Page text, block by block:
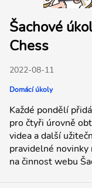
Šachové
Chess
2022-08-11
Domácí úkoly
Každé pondělí
pro čtyři úrovně
videa a další
pravidelné novinky
na činnost webu